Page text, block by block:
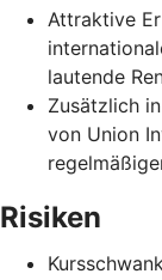
Attraktive
lautende
Zusätzlich
von Union
Risiken